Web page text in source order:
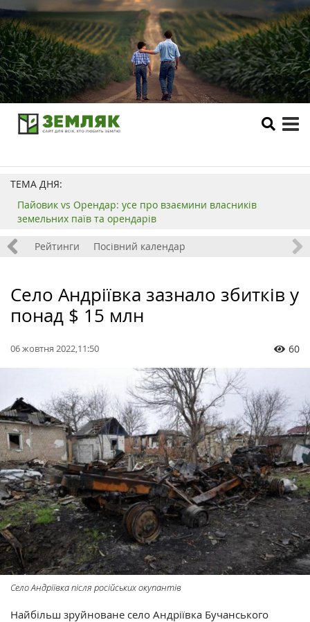
ТЕМА ДНЯ:
Пайовик vs Орендар: усе про взаємини власників
земельних паїв та орендарів
Рейтинги Посівний календар
Село Андріївка зазнало збитків у
понад $ 15 млн
06 жовтня 2022,11:50 60
Село Андріївка після російських окупантів
Найбільш зруйноване село Андріївка Бучанського